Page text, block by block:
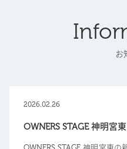
お
2026.02.26
OWNERS STAGE 神明宮